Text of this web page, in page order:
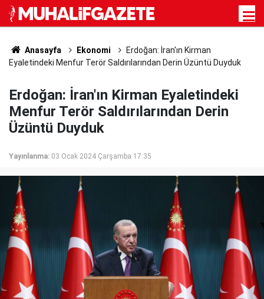
Anasayfa Ekonomi
Erdoğan: İran'ın Kirman
Eyaletindeki Menfur Terör Saldırılarından Derin Üzüntü Duyduk
Erdoğan: İran'ın Kirman Eyaletindeki
Menfur Terör Saldırılarından Derin
Üzüntü Duyduk
Yayınlanma: 03 Ocak 2024 Çarşamba 17:35